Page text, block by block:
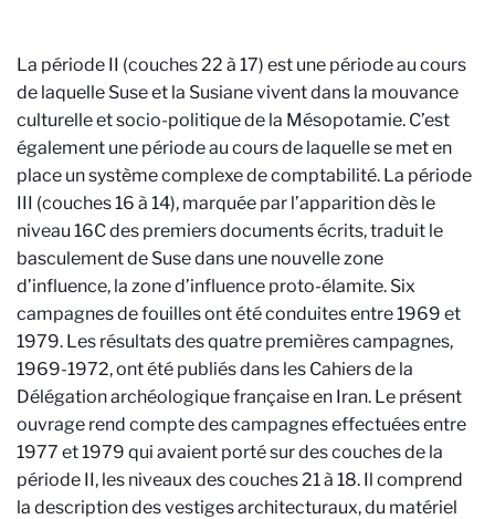
La période II (couches 22 à 17) est une période au cours
de laquelle Suse et la Susiane vivent dans la mouvance
culturelle et socio-politique de la Mésopotamie. C’est
également une période au cours de laquelle se met en
place un système complexe de comptabilité. La période
III (couches 16 à 14), marquée par l’apparition dès le
niveau 16C des premiers documents écrits, traduit le
basculement de Suse dans une nouvelle zone
d’influence, la zone d’influence proto-élamite. Six
campagnes de fouilles ont été conduites entre 1969 et
1979. Les résultats des quatre premières campagnes,
1969-1972, ont été publiés dans les Cahiers de la
Délégation archéologique française en Iran. Le présent
ouvrage rend compte des campagnes effectuées entre
1977 et 1979 qui avaient porté sur des couches de la
période II, les niveaux des couches 21 à 18. Il comprend
la description des vestiges architecturaux, du matériel